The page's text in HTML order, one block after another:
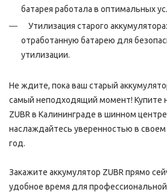
батарея работала в оптимальных
Утилизация старого
отработанную батарею для
утилизации.
Не ждите, пока ваш старый
самый неподходящий момент! Купите
ZUBR в Калининграде в шинном
наслаждайтесь уверенностью в
год.
Закажите аккумулятор ZUBR прямо
удобное время для профессиональной